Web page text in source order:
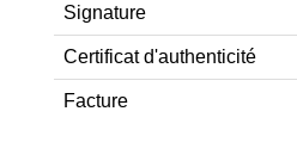
Signature
Certificat d'authenticité
Facture